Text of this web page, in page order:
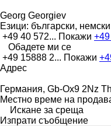
Georg Georgiev
Езици: български, немски
+49 40 572... Покажи
Обадете ми се
+49 15888 2... Покажи
Адрес
Германия, Gb-Ox9 2Nz
Местно време на
Искане за среща
Изпрати съобщение